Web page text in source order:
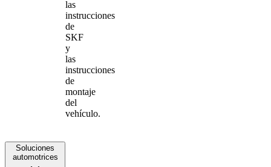
las
instrucciones
de
SKF
y
las
instrucciones
de
montaje
del
vehículo.
Soluciones
automotrices